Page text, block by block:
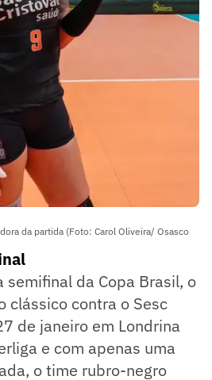
da partida (Foto: Carol Oliveira/ Osasco
semifinal da Copa Brasil, o
clássico contra o Sesc
de janeiro em Londrina
e com apenas uma
o time rubro-negro